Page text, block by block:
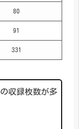
80
91
331
収録枚数が多